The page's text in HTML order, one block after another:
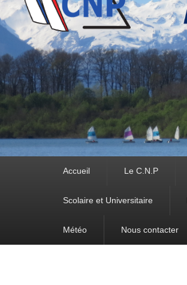
Accueil Le C.N.P
Scolaire et Universitaire
Météo Nous contacter